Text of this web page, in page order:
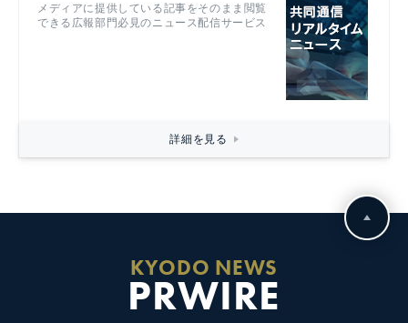
メディアに提供している記事をそのまま閲覧
できる広報部門必見のニュース配信サービス
詳細を見る
KYODO NEWS
PRWIRE